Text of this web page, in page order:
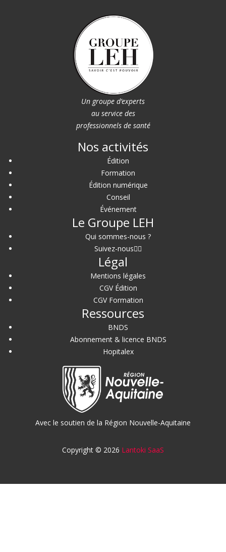
Un groupe d’experts
au service des
professionnels de santé
Nos activités
Édition
Formation
Édition numérique
Conseil
Événement
Le Groupe LEH
Qui sommes-nous ?
Suivez-nous
Légal
Mentions légales
CGV Édition
CGV Formation
Ressources
BNDS
Abonnement & licence BNDS
Hopitalex
Avec le soutien de la Région Nouvelle-Aquitaine
Copyright © 2026 Lantoki SaaS